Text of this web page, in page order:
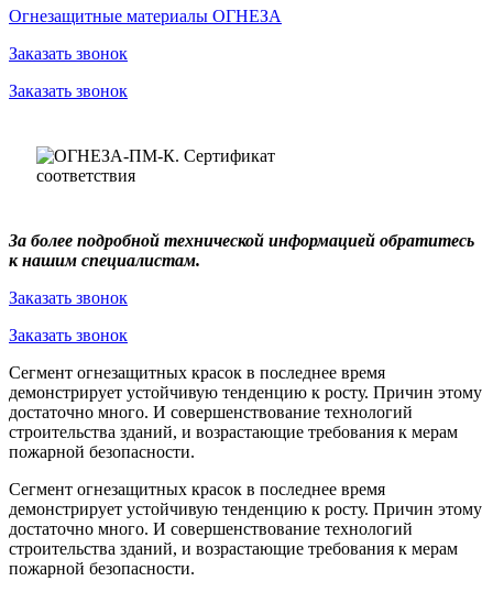
Огнезащитные материалы ОГНЕЗА
Заказать звонок
Заказать звонок
За более подробной технической информацией обратитесь
к нашим специалистам.
Заказать звонок
Заказать звонок
Сегмент огнезащитных красок в последнее время
демонстрирует устойчивую тенденцию к росту. Причин этому
достаточно много. И совершенствование технологий
строительства зданий, и возрастающие требования к мерам
пожарной безопасности.
Сегмент огнезащитных красок в последнее время
демонстрирует устойчивую тенденцию к росту. Причин этому
достаточно много. И совершенствование технологий
строительства зданий, и возрастающие требования к мерам
пожарной безопасности.